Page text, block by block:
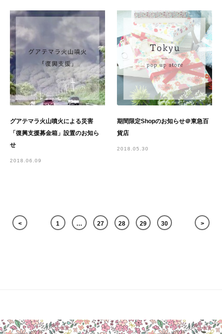
グアテマラ火山噴火による災害
「復興支援募金箱」設置のお知ら
せ
2018.06.09
期間限定Shopのお知らせ＠東急百
貨店
2018.05.30
< 1 … 27 28 29 30 >